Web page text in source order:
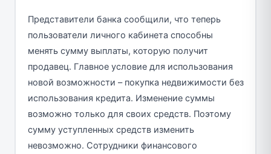
Представители банка сообщили, что теперь
пользователи личного кабинета способны
менять сумму выплаты, которую получит
продавец. Главное условие для использования
новой возможности – покупка недвижимости без
использования кредита. Изменение суммы
возможно только для своих средств. Поэтому
сумму уступленных средств изменить
невозможно. Сотрудники финансового